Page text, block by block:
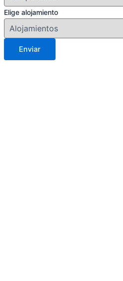
Elige alojamiento
Enviar